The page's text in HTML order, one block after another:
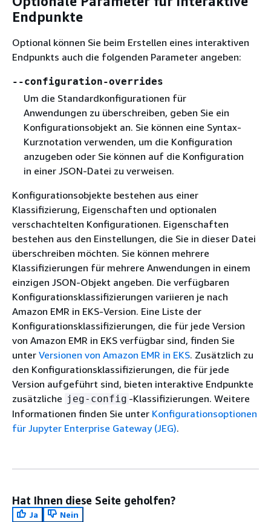
Endpunkte
Optional können Sie beim Erstellen eines interaktiven
Endpunkts auch die folgenden Parameter angeben:
‐‐configuration-overrides
Um die Standardkonfigurationen für
Anwendungen zu überschreiben, geben Sie ein
Konfigurationsobjekt an. Sie können eine Syntax-
Kurznotation verwenden, um die Konfiguration
anzugeben oder Sie können auf die Konfiguration
in einer JSON-Datei zu verweisen.
Konfigurationsobjekte bestehen aus einer
Klassifizierung, Eigenschaften und optionalen
verschachtelten Konfigurationen. Eigenschaften
bestehen aus den Einstellungen, die Sie in dieser Datei
überschreiben möchten. Sie können mehrere
Klassifizierungen für mehrere Anwendungen in einem
einzigen JSON-Objekt angeben. Die verfügbaren
Konfigurationsklassifizierungen variieren je nach
Amazon EMR in EKS-Version. Eine Liste der
Konfigurationsklassifizierungen, die für jede Version
von Amazon EMR in EKS verfügbar sind, finden Sie
unter Versionen von Amazon EMR in EKS. Zusätzlich zu
den Konfigurationsklassifizierungen, die für jede
Version aufgeführt sind, bieten interaktive Endpunkte
zusätzliche jeg-config -Klassifizierungen. Weitere
Informationen finden Sie unter Konfigurationsoptionen
für Jupyter Enterprise Gateway (JEG).
Hat Ihnen diese Seite geholfen?
Ja
Nein